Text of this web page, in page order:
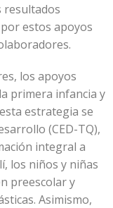
resultados
estos apoyos
los apoyos
primera infancia y
estrategia se
(CED-TQ),
integral a
los niños y niñas
preescolar y
Asimismo,